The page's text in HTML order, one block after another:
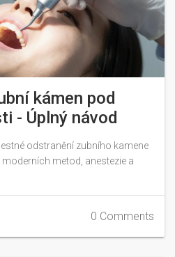
kámen pod
- Úplný návod
odstranění zubního kamene
metod, anestezie a
0 Comments